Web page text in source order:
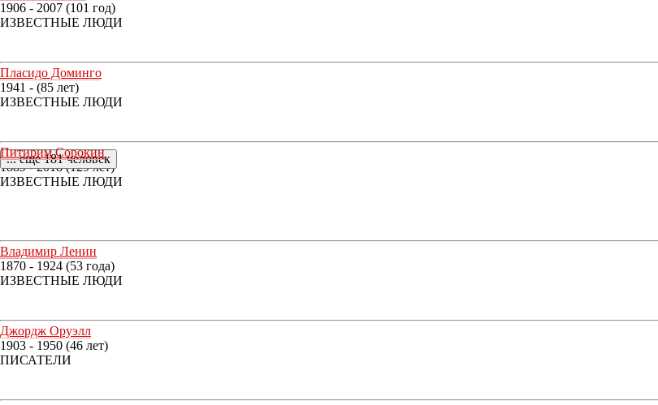
1906 - 2007 (101 год)
ИЗВЕСТНЫЕ ЛЮДИ
Пласидо Доминго
1941 - (85 лет)
ИЗВЕСТНЫЕ ЛЮДИ
Питирим Сорокин
1889 - 2018 (129 лет)
ИЗВЕСТНЫЕ ЛЮДИ
... еще 181 человек
Владимир Ленин
1870 - 1924 (53 года)
ИЗВЕСТНЫЕ ЛЮДИ
Джордж Оруэлл
1903 - 1950 (46 лет)
ПИСАТЕЛИ